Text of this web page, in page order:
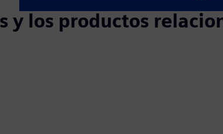
y los productos